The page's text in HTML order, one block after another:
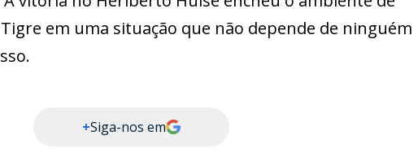
em uma situação que não depende de ninguém
+Siga-nos em